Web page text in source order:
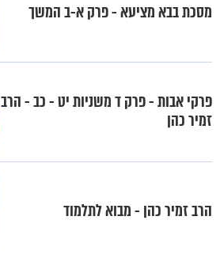
מסכת בבא מציעא - פרק א-ב המשך
פרקי אבות - פרק ד משניות יט - כב - הרב
זמיר כהן
הרב זמיר כהן - מבוא לתלמוד